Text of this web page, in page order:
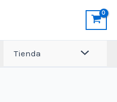
Tienda